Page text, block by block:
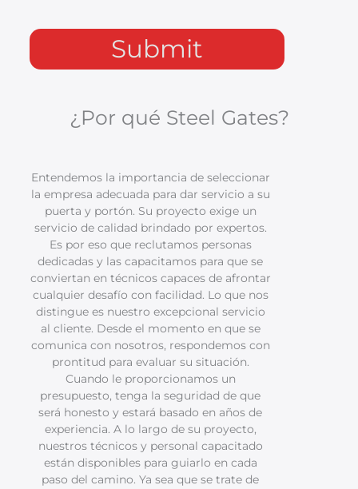
¿Por qué Steel Gates?
Entendemos la importancia de seleccionar
la empresa adecuada para dar servicio a su
puerta y portón. Su proyecto exige un
servicio de calidad brindado por expertos.
Es por eso que reclutamos personas
dedicadas y las capacitamos para que se
conviertan en técnicos capaces de afrontar
cualquier desafío con facilidad. Lo que nos
distingue es nuestro excepcional servicio
al cliente. Desde el momento en que se
comunica con nosotros, respondemos con
prontitud para evaluar su situación.
Cuando le proporcionamos un
presupuesto, tenga la seguridad de que
será honesto y estará basado en años de
experiencia. A lo largo de su proyecto,
nuestros técnicos y personal capacitado
están disponibles para guiarlo en cada
paso del camino. Ya sea que se trate de